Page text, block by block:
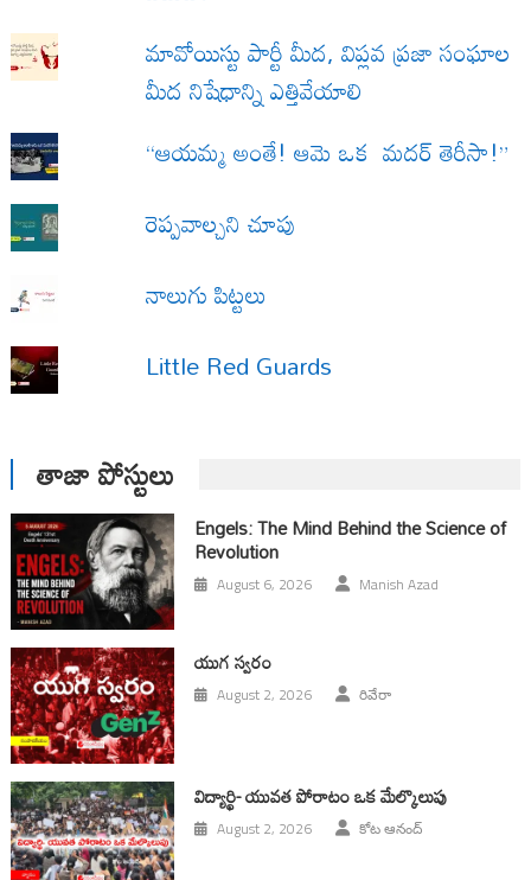
మావోయిస్టు పార్టీ మీద, విప్లవ ప్రజా సంఘాల
మీద నిషేధాన్ని ఎత్తివేయాలి
“ఆయమ్మ అంతే! ఆమె ఒక మదర్ తెరీసా!”
రెప్పవాల్చని చూపు
నాలుగు పిట్టలు
Little Red Guards
తాజా పోస్టులు
Engels: The Mind Behind the Science of
Revolution
August 6, 2026 Manish Azad
యుగ స్వ‌రం
August 2, 2026 రివేరా
విద్యార్థి- యువత పోరాటం ఒక మేల్కొలుపు
August 2, 2026 కోట ఆనంద్